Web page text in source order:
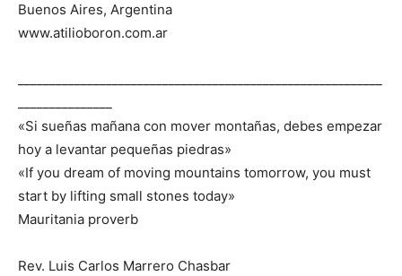
Buenos Aires, Argentina
www.atilioboron.com.ar
«Si sueñas mañana con mover montañas, debes empezar
hoy a levantar pequeñas piedras»
«If you dream of moving mountains tomorrow, you must
start by lifting small stones today»
Mauritania proverb
Rev. Luis Carlos Marrero Chasbar